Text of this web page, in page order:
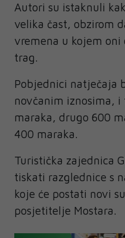
Autori su istaknuli
velika čast, obzirom
vremena u kojem
trag.
Pobjednici natječaja
novčanim iznosima,
maraka, drugo 600
400 maraka.
Turistička zajednica
tiskati razglednice s
koje će postati novi
posjetitelje Mostara.